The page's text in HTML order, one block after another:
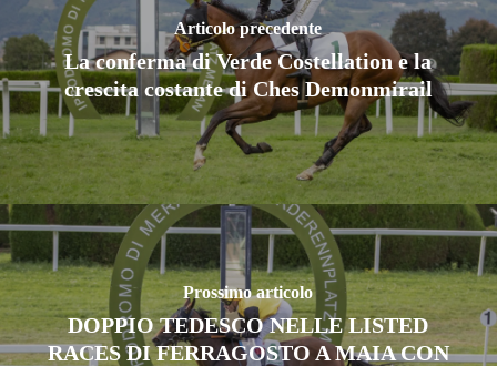
Articolo precedente
La conferma di Verde Costellation e la
crescita costante di Ches Demonmirail
Prossimo articolo
DOPPIO TEDESCO NELLE LISTED
RACES DI FERRAGOSTO A MAIA CON